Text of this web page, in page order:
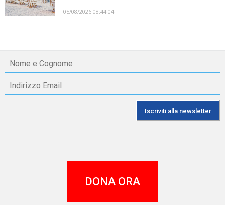
05/08/2026 08:44:04
DONA ORA